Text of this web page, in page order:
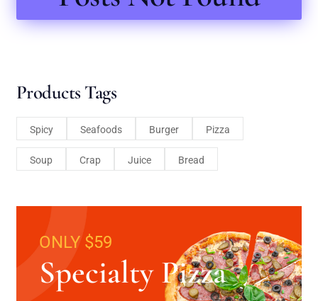
Products Tags
Spicy Seafoods Burger Pizza
Soup Crap Juice Bread
ONLY $59
Specialty Pizza